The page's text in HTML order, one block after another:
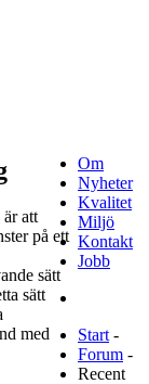
att
på ett
sätt
sätt
med
Om
Nyheter
Kvalitet
Miljö
Kontakt
Jobb
Start -
Forum -
Recent